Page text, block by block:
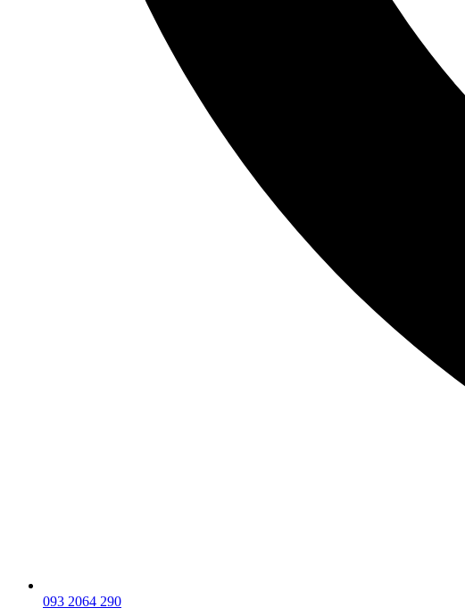
093 2064 290